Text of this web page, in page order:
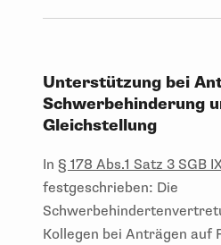
Unterstützung bei
Schwerbehinderung
Gleichstellung
In § 178 Abs.1 Satz 3 SGB
festgeschrieben: Die
Kollegen bei Anträgen auf